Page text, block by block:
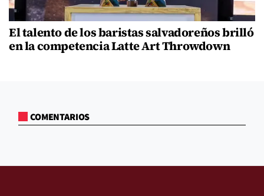
El talento de los baristas salvadoreños brilló
en la competencia Latte Art Throwdown
COMENTARIOS